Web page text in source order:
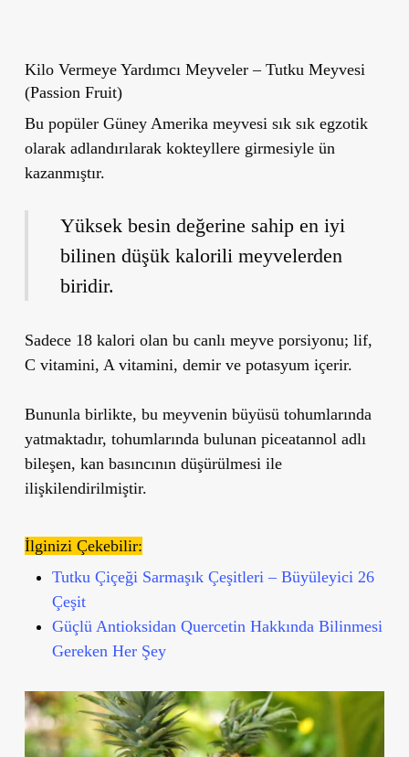
Kilo Vermeye Yardımcı Meyveler – Tutku Meyvesi
(Passion Fruit)
Bu popüler Güney Amerika meyvesi sık sık egzotik
olarak adlandırılarak kokteyllere girmesiyle ün
kazanmıştır.
Yüksek besin değerine sahip en iyi
bilinen düşük kalorili meyvelerden
biridir.
Sadece 18 kalori olan bu canlı meyve porsiyonu; lif,
C vitamini, A vitamini, demir ve potasyum içerir.
Bununla birlikte, bu meyvenin büyüsü tohumlarında
yatmaktadır, tohumlarında bulunan piceatannol adlı
bileşen, kan basıncının düşürülmesi ile
ilişkilendirilmiştir.
İlginizi Çekebilir:
Tutku Çiçeği Sarmaşık Çeşitleri – Büyüleyici 26
Çeşit
Güçlü Antioksidan Quercetin Hakkında Bilinmesi
Gereken Her Şey